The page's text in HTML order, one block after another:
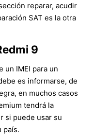
reparar, acudir
SAT es la otra
9
un IMEI para un
es informarse, de
en muchos casos
tendrá la
si puede usar su
país.